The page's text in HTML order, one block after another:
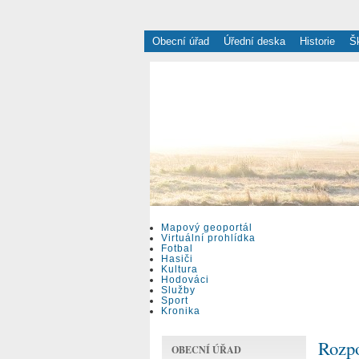
Obecní úřad Úřední deska Historie
Mapový geoportál
Virtuální prohlídka
Fotbal
Hasiči
Kultura
Hodováci
Služby
Sport
Kronika
OBECNÍ ÚŘAD